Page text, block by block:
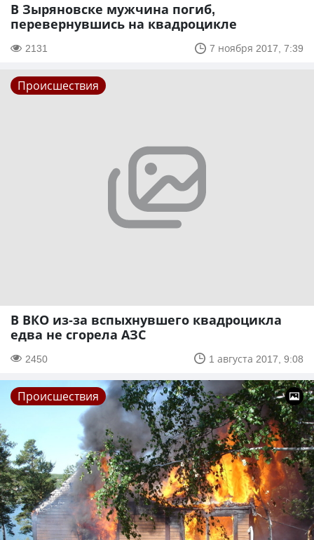
В Зыряновске мужчина погиб,
перевернувшись на квадроцикле
2131 7 ноября 2017, 7:39
Происшествия
В ВКО из-за вспыхнувшего квадроцикла
едва не сгорела АЗС
2450 1 августа 2017, 9:08
Происшествия